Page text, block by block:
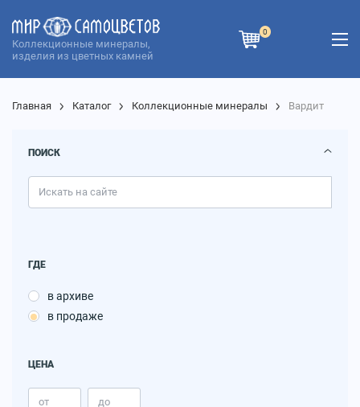
Коллекционные минералы,
изделия из цветных камней
0
Главная Каталог Коллекционные минералы Вардит
ПОИСК
ГДЕ
в архиве
в продаже
ЦЕНА